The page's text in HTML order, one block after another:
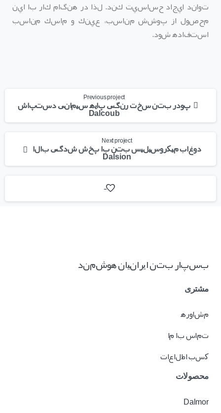
تواند ايجاد حساسيت كند. لذا در هنگام كار با اين
محصول از پوشش مناسب، عينك و ماسك مناسب
استفاده شود.
Previous project
پودر بتن سخت رنگی پایه سیمانی دستپاش
Dalcoub
Next project
دوغاب میکروسیلیس بتن با پخش ­شدگی بالا
Dalsion
-
بسپار بتن ایرانیان هوشمند
مشتری
مشاوره
تماس با ما
کسب اطلاعات
محصولات
Dalmor